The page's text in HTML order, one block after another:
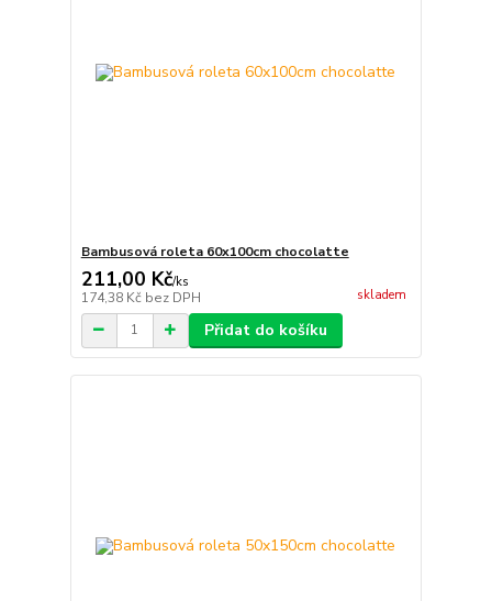
Bambusová roleta 60x100cm chocolatte
211,00 Kč/ks
174,38 Kč bez DPH skladem
Přidat do košíku